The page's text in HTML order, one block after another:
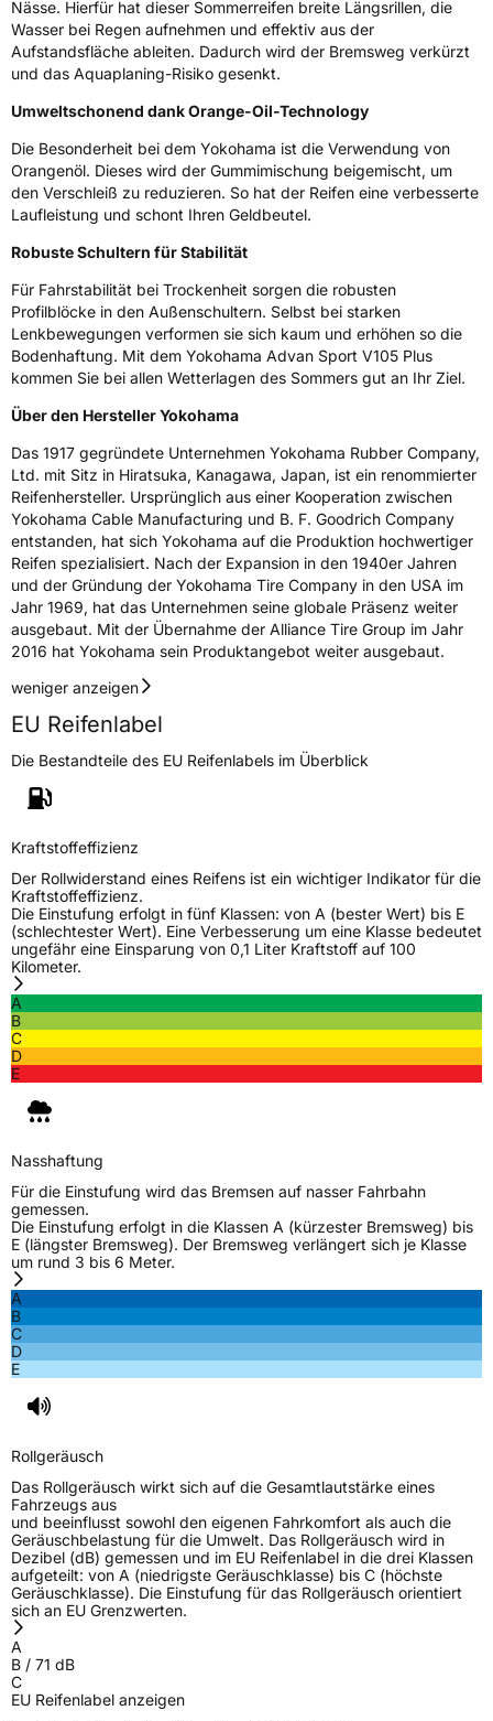
EPREL ID630850
Allgemeine Produktsicherheit (GPSR)
Herstellerkontakt Yokohama Europe GmbH, Monschauer Str.
12 40549 Düsseldorf, Deutschland,
www.yokohama.eu
Nässe. Hierfür hat dieser Sommerreifen breite Längsrillen, die
Wasser bei Regen aufnehmen und effektiv aus der
Aufstandsfläche ableiten. Dadurch wird der Bremsweg verkürzt
und das Aquaplaning-Risiko gesenkt.
Umweltschonend dank Orange-Oil-Technology
Die Besonderheit bei dem Yokohama ist die Verwendung von
Orangenöl. Dieses wird der Gummimischung beigemischt, um
den Verschleiß zu reduzieren. So hat der Reifen eine verbesserte
Laufleistung und schont Ihren Geldbeutel.
Robuste Schultern für Stabilität
Für Fahrstabilität bei Trockenheit sorgen die robusten
Profilblöcke in den Außenschultern. Selbst bei starken
Lenkbewegungen verformen sie sich kaum und erhöhen so die
Bodenhaftung. Mit dem Yokohama Advan Sport V105 Plus
kommen Sie bei allen Wetterlagen des Sommers gut an Ihr Ziel.
Über den Hersteller Yokohama
Das 1917 gegründete Unternehmen Yokohama Rubber Company,
Ltd. mit Sitz in Hiratsuka, Kanagawa, Japan, ist ein renommierter
Reifenhersteller. Ursprünglich aus einer Kooperation zwischen
Yokohama Cable Manufacturing und B. F. Goodrich Company
entstanden, hat sich Yokohama auf die Produktion hochwertiger
Reifen spezialisiert. Nach der Expansion in den 1940er Jahren
und der Gründung der Yokohama Tire Company in den USA im
Jahr 1969, hat das Unternehmen seine globale Präsenz weiter
ausgebaut. Mit der Übernahme der Alliance Tire Group im Jahr
2016 hat Yokohama sein Produktangebot weiter ausgebaut.
weniger anzeigen
EU Reifenlabel
Die Bestandteile des EU Reifenlabels im Überblick
Kraftstoffeffizienz
Der Rollwiderstand eines Reifens ist ein wichtiger Indikator für die
Kraftstoffeffizienz.
Die Einstufung erfolgt in fünf Klassen: von A (bester Wert) bis E
(schlechtester Wert). Eine Verbesserung um eine Klasse bedeutet
ungefähr eine Einsparung von 0,1 Liter Kraftstoff auf 100
Kilometer.
A
B
C
D
E
Nasshaftung
Für die Einstufung wird das Bremsen auf nasser Fahrbahn
gemessen.
Die Einstufung erfolgt in die Klassen A (kürzester Bremsweg) bis
E (längster Bremsweg). Der Bremsweg verlängert sich je Klasse
um rund 3 bis 6 Meter.
A
B
C
D
E
Rollgeräusch
Das Rollgeräusch wirkt sich auf die Gesamtlautstärke eines
Fahrzeugs aus
und beeinflusst sowohl den eigenen Fahrkomfort als auch die
Geräuschbelastung für die Umwelt. Das Rollgeräusch wird in
Dezibel (dB) gemessen und im EU Reifenlabel in die drei Klassen
aufgeteilt: von A (niedrigste Geräuschklasse) bis C (höchste
Geräuschklasse). Die Einstufung für das Rollgeräusch orientiert
sich an EU Grenzwerten.
A
B / 71 dB
C
EU Reifenlabel anzeigen